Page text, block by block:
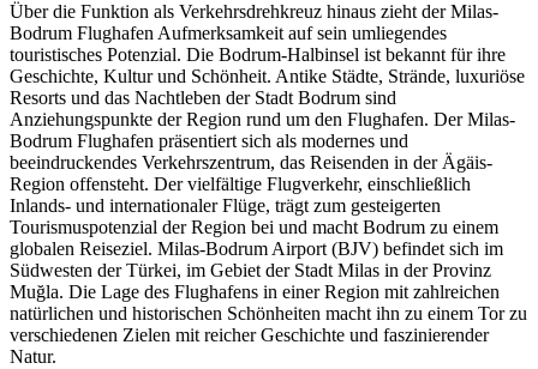
Über die Funktion als Verkehrsdrehkreuz hinaus zieht der Milas-
Bodrum Flughafen Aufmerksamkeit auf sein umliegendes
touristisches Potenzial. Die Bodrum-Halbinsel ist bekannt für ihre
Geschichte, Kultur und Schönheit. Antike Städte, Strände, luxuriöse
Resorts und das Nachtleben der Stadt Bodrum sind
Anziehungspunkte der Region rund um den Flughafen. Der Milas-
Bodrum Flughafen präsentiert sich als modernes und
beeindruckendes Verkehrszentrum, das Reisenden in der Ägäis-
Region offensteht. Der vielfältige Flugverkehr, einschließlich
Inlands- und internationaler Flüge, trägt zum gesteigerten
Tourismuspotenzial der Region bei und macht Bodrum zu einem
globalen Reiseziel. Milas-Bodrum Airport (BJV) befindet sich im
Südwesten der Türkei, im Gebiet der Stadt Milas in der Provinz
Muğla. Die Lage des Flughafens in einer Region mit zahlreichen
natürlichen und historischen Schönheiten macht ihn zu einem Tor zu
verschiedenen Zielen mit reicher Geschichte und faszinierender
Natur.